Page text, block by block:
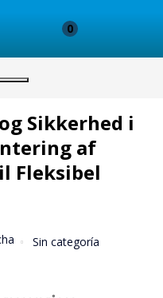
0
Sikkerhed i
af
Fleksibel
Sin categoría